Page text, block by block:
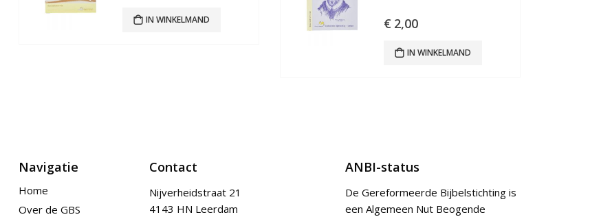
IN WINKELMAND € 2,00
IN WINKELMAND
Navigatie
Home
Over de GBS
Contact
Nijverheidstraat 21
4143 HN Leerdam
ANBI-status
De Gereformeerde Bijbelstichting is
een Algemeen Nut Beogende